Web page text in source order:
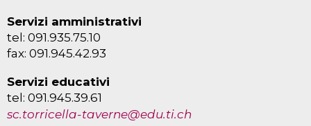
Servizi amministrativi
tel: 091.935.75.10
fax: 091.945.42.93
Servizi educativi
tel: 091.945.39.61
sc.torricella-taverne@edu.ti.ch